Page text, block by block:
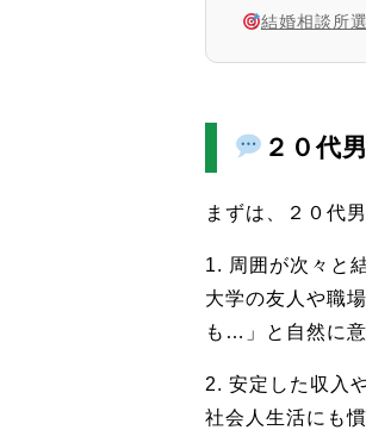
結婚相談所
２０代
まずは、２０代
1. 周囲が次々と
大学の友人や職
も…」と自然に
2. 安定した収入
社会人生活にも